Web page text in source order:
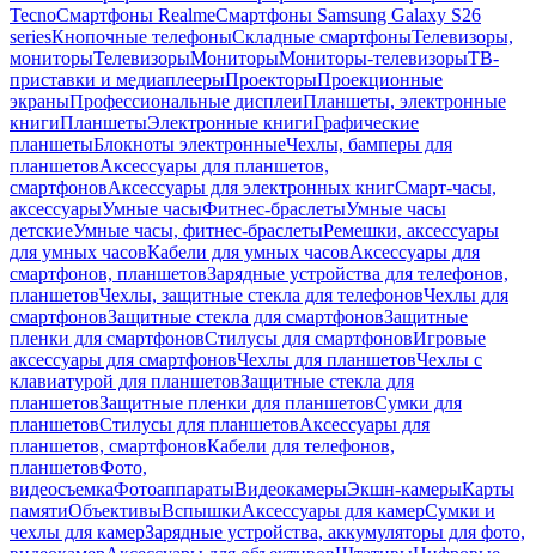
TecnoСмартфоны RealmeСмартфоны Samsung Galaxy S26
seriesКнопочные телефоныСкладные смартфоныТелевизоры,
мониторыТелевизорыМониторыМониторы-телевизорыТВ-
приставки и медиаплеерыПроекторыПроекционные
экраныПрофессиональные дисплеиПланшеты, электронные
книгиПланшетыЭлектронные книгиГрафические
планшетыБлокноты электронныеЧехлы, бамперы для
планшетовАксессуары для планшетов,
смартфоновАксессуары для электронных книгСмарт-часы,
аксессуарыУмные часыФитнес-браслетыУмные часы
детскиеУмные часы, фитнес-браслетыРемешки, аксессуары
для умных часовКабели для умных часовАксессуары для
смартфонов, планшетовЗарядные устройства для телефонов,
планшетовЧехлы, защитные стекла для телефоновЧехлы для
смартфоновЗащитные стекла для смартфоновЗащитные
пленки для смартфоновСтилусы для смартфоновИгровые
аксессуары для смартфоновЧехлы для планшетовЧехлы с
клавиатурой для планшетовЗащитные стекла для
планшетовЗащитные пленки для планшетовСумки для
планшетовСтилусы для планшетовАксессуары для
планшетов, смартфоновКабели для телефонов,
планшетовФото,
видеосъемкаФотоаппаратыВидеокамерыЭкшн-камерыКарты
памятиОбъективыВспышкиАксессуары для камерСумки и
чехлы для камерЗарядные устройства, аккумуляторы для фото,